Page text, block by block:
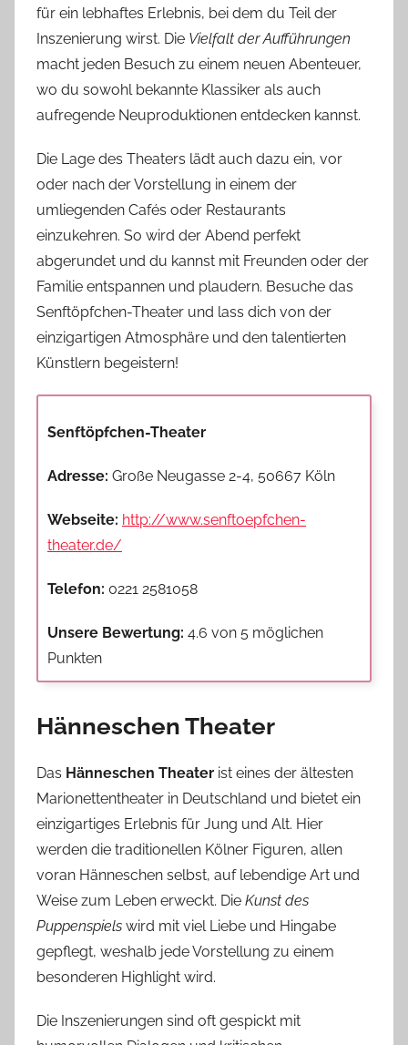
für ein lebhaftes Erlebnis, bei dem du Teil der
Inszenierung wirst. Die Vielfalt der Aufführungen
macht jeden Besuch zu einem neuen Abenteuer,
wo du sowohl bekannte Klassiker als auch
aufregende Neuproduktionen entdecken kannst.
Die Lage des Theaters lädt auch dazu ein, vor
oder nach der Vorstellung in einem der
umliegenden Cafés oder Restaurants
einzukehren. So wird der Abend perfekt
abgerundet und du kannst mit Freunden oder der
Familie entspannen und plaudern. Besuche das
Senftöpfchen-Theater und lass dich von der
einzigartigen Atmosphäre und den talentierten
Künstlern begeistern!
Senftöpfchen-Theater
Adresse: Große Neugasse 2-4, 50667 Köln
Webseite: http://www.senftoepfchen-
theater.de/
Telefon: 0221 2581058
Unsere Bewertung: 4.6 von 5 möglichen
Punkten
Hänneschen Theater
Das Hänneschen Theater ist eines der ältesten
Marionettentheater in Deutschland und bietet ein
einzigartiges Erlebnis für Jung und Alt. Hier
werden die traditionellen Kölner Figuren, allen
voran Hänneschen selbst, auf lebendige Art und
Weise zum Leben erweckt. Die Kunst des
Puppenspiels wird mit viel Liebe und Hingabe
gepflegt, weshalb jede Vorstellung zu einem
besonderen Highlight wird.
Die Inszenierungen sind oft gespickt mit